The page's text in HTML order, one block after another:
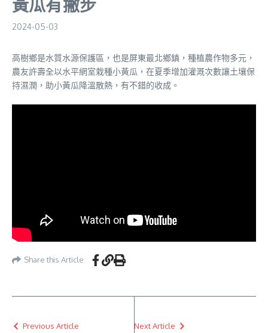
黃瓜有撇步
2024-05-03
高樹鄉是水質水源保護區，也是屏東最北鄉鎮，種植農作物多元，
農友許壽全以水平網室栽種小黃瓜，在夏季增加灌溉次數讓土壤保
持濕潤，助小黃瓜降溫散熱，有不錯的收成。
Share this Article
Previous Article Next Article